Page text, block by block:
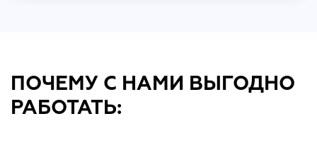
ПОЧЕМУ С НАМИ ВЫГОДНО
РАБОТАТЬ: